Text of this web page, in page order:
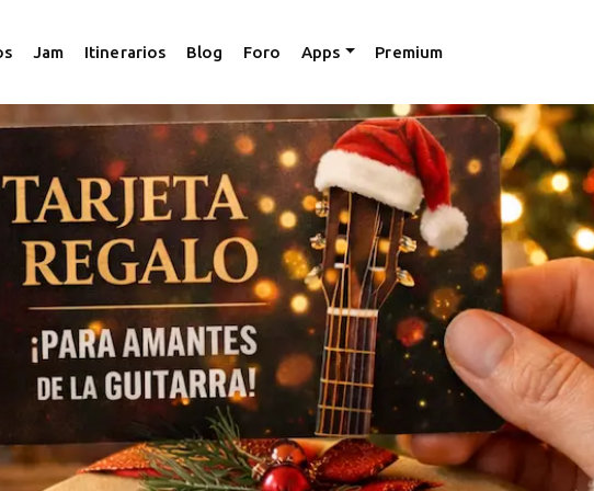
Jam Itinerarios Blog Foro Apps Premium